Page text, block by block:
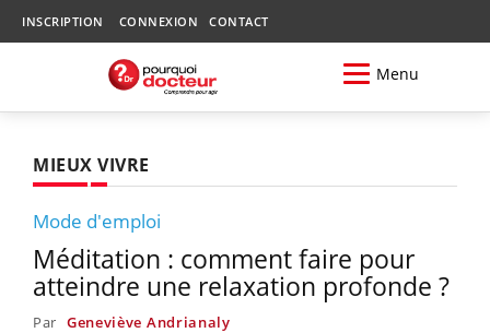
INSCRIPTION CONNEXION CONTACT
Menu
MIEUX VIVRE
Mode d'emploi
Méditation : comment faire pour
atteindre une relaxation profonde ?
Par Geneviève Andrianaly